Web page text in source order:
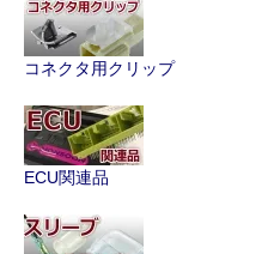
コネクタ用クリップ
ECU関連品